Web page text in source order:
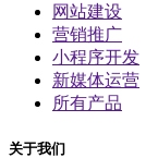
网站建设
营销推广
小程序开发
新媒体运营
所有产品
关于我们